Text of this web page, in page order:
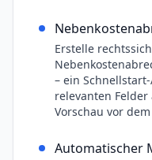
Erstelle
– ein
relevanten
Vorschau vor
Automatischer